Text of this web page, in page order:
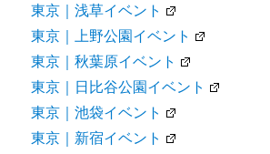
東京｜浅草イベント
東京｜上野公園イベント
東京｜秋葉原イベント
東京｜日比谷公園イベント
東京｜池袋イベント
東京｜新宿イベント